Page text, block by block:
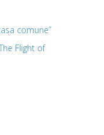
comune”
Flight of